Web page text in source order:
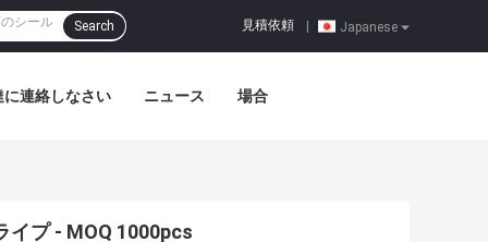
Japanese
見積依頼
Search
に連絡しなさい ニュース 場合
イプ - MOQ 1000pcs